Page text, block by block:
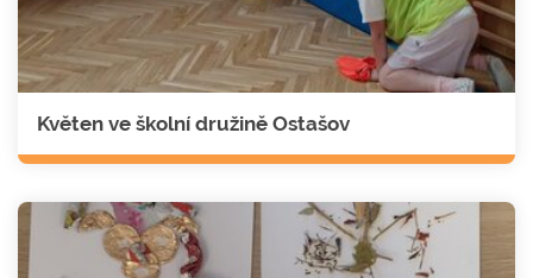
Květen ve školní družině Ostašov